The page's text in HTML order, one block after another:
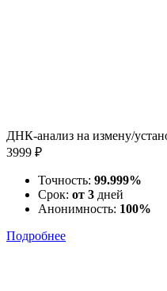
ДНК-анализ на измену/
3999 ₽
Точность: 99.999%
Срок: от 3 дней
Анонимность: 100%
Подробнее